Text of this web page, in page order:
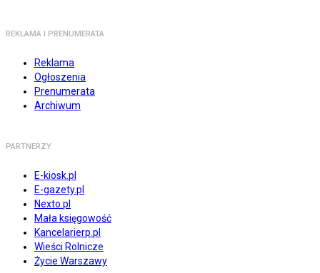
REKLAMA I PRENUMERATA
Reklama
Ogłoszenia
Prenumerata
Archiwum
PARTNERZY
E-kiosk.pl
E-gazety.pl
Nexto.pl
Mała księgowość
Kancelarierp.pl
Wieści Rolnicze
Życie Warszawy